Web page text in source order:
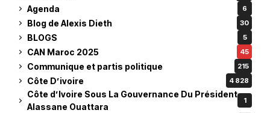
Agenda 6
Blog de Alexis Dieth 30
BLOGS 5
CAN Maroc 2025 45
Communique et partis politique 215
Côte D’ivoire 4 828
Côte d’Ivoire Sous La Gouvernance Du Président
Alassane Ouattara
1